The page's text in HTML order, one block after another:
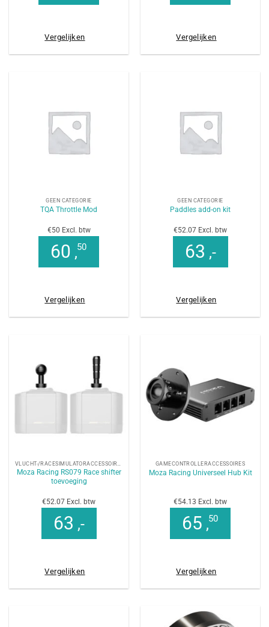
Vergelijken Vergelijken
GEEN CATEGORIE
TQA Throttle Mod
€50 Excl. btw
60 ,50
Vergelijken
GEEN CATEGORIE
Paddles add-on kit
€52.07 Excl. btw
63 ,-
Vergelijken
Moza Racing RS079 Race shifter
toevoeging
€52.07 Excl. btw
63 ,-
Vergelijken
GAMECONTROLLERACCESSOIRES
Moza Racing Universeel Hub Kit
€54.13 Excl. btw
65 ,50
Vergelijken